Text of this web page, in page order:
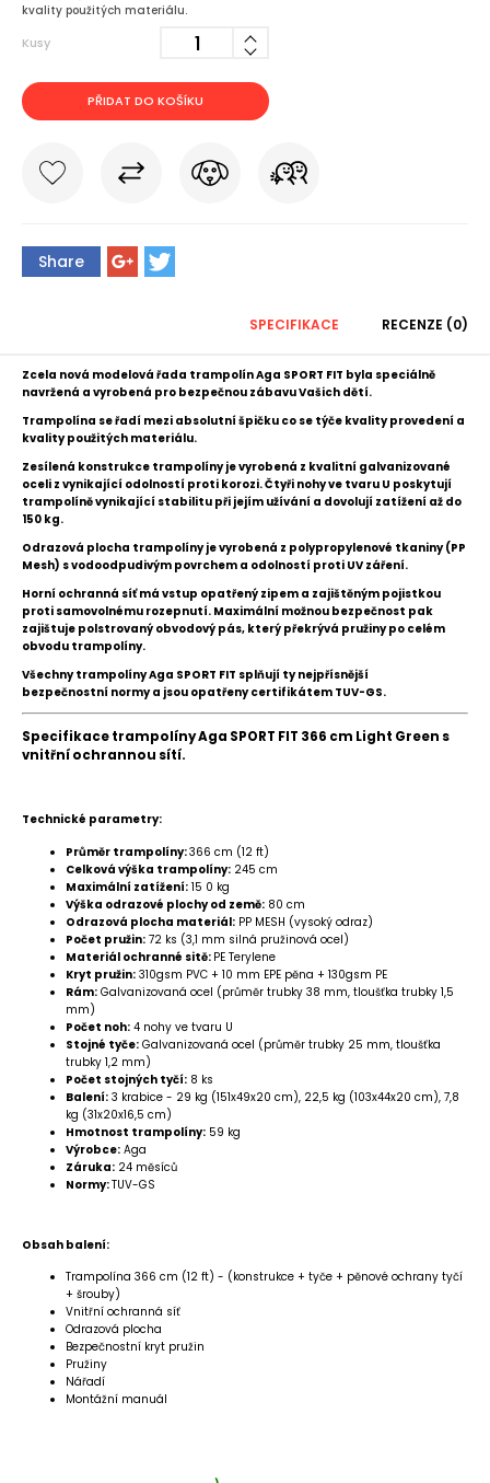
kvality použitých materiálu.
Kusy
PŘIDAT DO KOŠÍKU
Share
SPECIFIKACE RECENZE (0)
Zcela nová modelová řada trampolín Aga SPORT FIT byla speciálně
navržená a vyrobená pro bezpečnou zábavu Vašich dětí.
Trampolína se řadí mezi absolutní špičku co se týče kvality provedení a
kvality použitých materiálu.
Zesílená konstrukce trampolíny je vyrobená z kvalitní galvanizované
oceli z vynikající odolností proti korozi.Čtyři nohy ve tvaru U poskytují
trampolíně vynikající stabilitu při jejím užívání a dovolují zatížení až do
150 kg.
Odrazová plocha trampolíny je vyrobená z polypropylenové tkaniny (PP
Mesh) s vodoodpudivým povrchem a odolností proti UV záření.
Horní ochranná síť má vstup opatřený zipem a zajištěným pojistkou
proti samovolnému rozepnutí. Maximální možnou bezpečnost pak
zajištuje polstrovaný obvodový pás, který překrývá pružiny po celém
obvodu trampolíny.
Všechny trampolíny Aga SPORT FIT splňují ty nejpřísnější
bezpečnostní normy a jsou opatřeny certifikátem TUV-GS.
Specifikace trampolíny Aga SPORT FIT 366 cm Light Green s
vnitřní ochrannou sítí.
Technické parametry:
Průměr trampolíny:366 cm (12 ft)
Celková výška trampolíny: 245 cm
Maximální zatížení: 15 0 kg
Výška odrazové plochy od země: 80 cm
Odrazová plocha materiál: PP MESH (vysoký odraz)
Počet pružin: 72 ks (3,1 mm silná pružinová ocel)
Materiál ochranné sitě: PE Terylene
Kryt pružin: 310gsm PVC + 10 mm EPE pěna + 130gsm PE
Rám: Galvanizovaná ocel (průměr trubky 38 mm, tloušťka trubky 1,5
mm)
Počet noh: 4 nohy ve tvaru U
Stojné tyče: Galvanizovaná ocel (průměr trubky 25 mm, tloušťka
trubky 1,2 mm)
Počet stojných tyčí: 8 ks
Balení: 3 krabice - 29 kg (151x49x20 cm), 22,5 kg (103x44x20 cm), 7,8
kg (31x20x16,5 cm)
Hmotnost trampolíny: 59 kg
Výrobce: Aga
Záruka: 24 měsíců
Normy:TUV-GS
Obsah balení:
Trampolína 366 cm (12 ft) - (konstrukce + tyče + pěnové ochrany tyčí
+ šrouby)
Vnitřní ochranná síť
Odrazová plocha
Bezpečnostní kryt pružin
Pružiny
Nářadí
Montážní manuál